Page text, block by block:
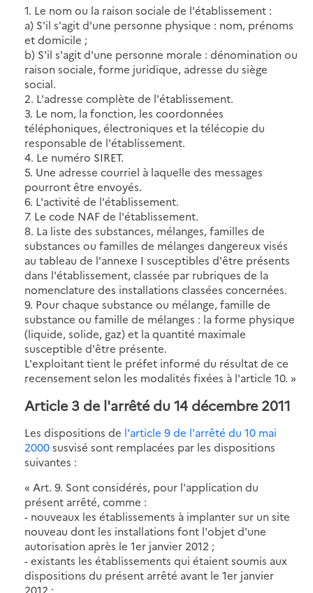
1. Le nom ou la raison sociale de l'établissement :
a) S'il s'agit d'une personne physique : nom, prénoms
et domicile ;
b) S'il s'agit d'une personne morale : dénomination ou
raison sociale, forme juridique, adresse du siège
social.
2. L'adresse complète de l'établissement.
3. Le nom, la fonction, les coordonnées
téléphoniques, électroniques et la télécopie du
responsable de l'établissement.
4. Le numéro SIRET.
5. Une adresse courriel à laquelle des messages
pourront être envoyés.
6. L'activité de l'établissement.
7. Le code NAF de l'établissement.
8. La liste des substances, mélanges, familles de
substances ou familles de mélanges dangereux visés
au tableau de l'annexe I susceptibles d'être présents
dans l'établissement, classée par rubriques de la
nomenclature des installations classées concernées.
9. Pour chaque substance ou mélange, famille de
substance ou famille de mélanges : la forme physique
(liquide, solide, gaz) et la quantité maximale
susceptible d'être présente.
L'exploitant tient le préfet informé du résultat de ce
recensement selon les modalités fixées à l'article 10. »
Article 3 de l'arrêté du 14 décembre 2011
Les dispositions de l'article 9 de l'arrêté du 10 mai
2000susvisé sont remplacées par les dispositions
suivantes :
« Art. 9. Sont considérés, pour l'application du
présent arrêté, comme :
- nouveaux les établissements à implanter sur un site
nouveau dont les installations font l'objet d'une
autorisation après le 1er janvier 2012 ;
- existants les établissements qui étaient soumis aux
dispositions du présent arrêté avant le 1er janvier
2012 ;